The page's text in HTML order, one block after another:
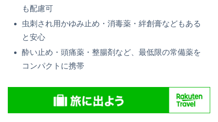
も配慮可
虫刺され用かゆみ止め・消毒薬・絆創膏などもある
と安心
酔い止め・頭痛薬・整腸剤など、最低限の常備薬を
コンパクトに携帯